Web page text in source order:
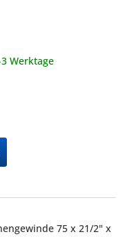
Werktage
75 x 21/2" x